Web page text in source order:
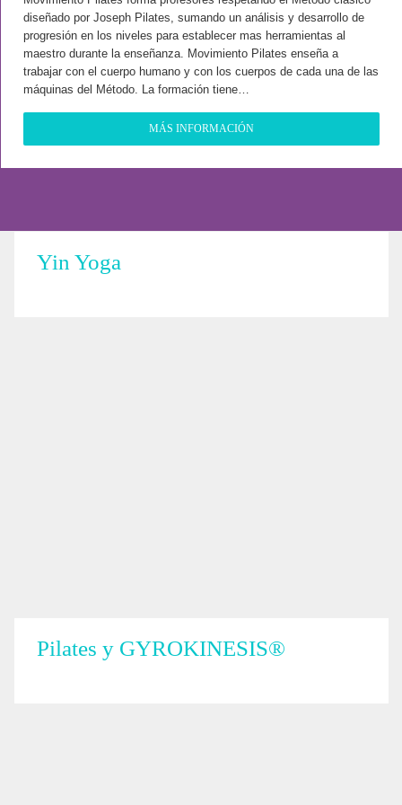
diseñado por Joseph Pilates, sumando un análisis y desarrollo de
progresión en los niveles para establecer mas herramientas al
maestro durante la enseñanza. Movimiento Pilates enseña a
trabajar con el cuerpo humano y con los cuerpos de cada una de las
máquinas del Método. La formación tiene…
MÁS INFORMACIÓN
Yin Yoga
Pilates y GYROKINESIS®